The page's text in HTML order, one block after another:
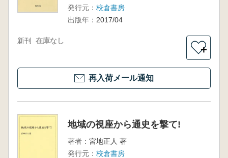
発行元： 校倉書房
出版年： 2017/04
新刊 在庫なし
＋
再入荷メール通知
地域の視座から通史を撃て!
著者： 宮地正人 著
発行元： 校倉書房